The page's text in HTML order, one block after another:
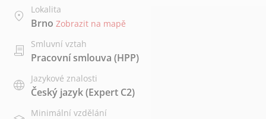
Lokalita
Brno Zobrazit na mapě
Smluvní vztah
Pracovní smlouva (HPP)
Jazykové znalosti
Český jazyk(Expert C2)
Minimální vzdělání